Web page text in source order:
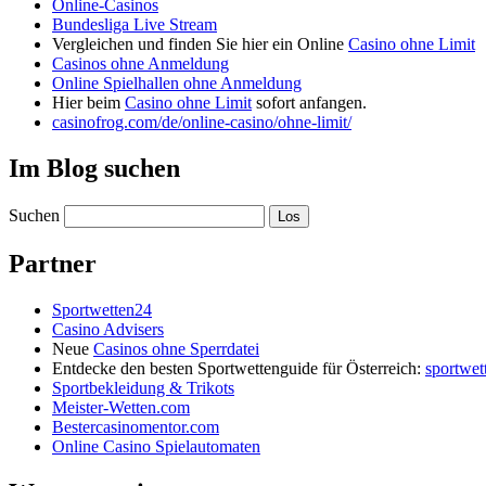
Online-Casinos
Bundesliga Live Stream
Vergleichen und finden Sie hier ein Online Casino ohne Limit
Casinos ohne Anmeldung
Online Spielhallen ohne Anmeldung
Hier beim Casino ohne Limitsofort anfangen.
casinofrog.com/de/online-casino/ohne-limit/
Im Blog suchen
Suchen
Partner
Sportwetten24
Casino Advisers
Neue Casinos ohne Sperrdatei
Entdecke den besten Sportwettenguide für Österreich:
Sportbekleidung & Trikots
Meister-Wetten.com
Bestercasinomentor.com
Online Casino Spielautomaten